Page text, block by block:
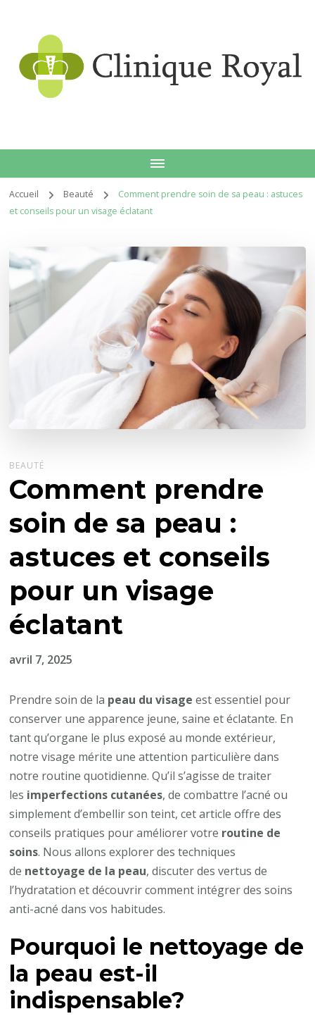
Accueil Beauté
Comment prendre soin de sa peau : astuces
et conseils pour un visage éclatant
BEAUTÉ
Comment prendre
soin de sa peau :
astuces et conseils
pour un visage
éclatant
avril 7, 2025
Prendre soin de la peau du visage est essentiel pour
conserver une apparence jeune, saine et éclatante. En
tant qu’organe le plus exposé au monde extérieur,
notre visage mérite une attention particulière dans
notre routine quotidienne. Qu’il s’agisse de traiter
les imperfections cutanées, de combattre l’acné ou
simplement d’embellir son teint, cet article offre des
conseils pratiques pour améliorer votre routine de
soins. Nous allons explorer des techniques
de nettoyage de la peau, discuter des vertus de
l’hydratation et découvrir comment intégrer des soins
anti-acné dans vos habitudes.
Pourquoi le nettoyage de
la peau est-il
indispensable?